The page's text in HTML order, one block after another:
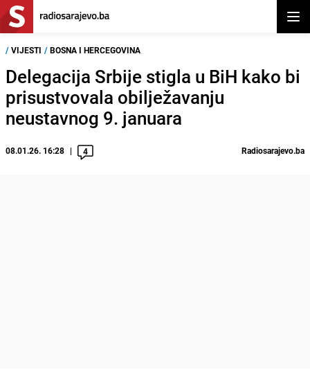
/ VIJESTI / BOSNA I HERCEGOVINA
Delegacija Srbije stigla u BiH kako bi
prisustvovala obilježavanju
neustavnog 9. januara
08.01.26. 16:28 4 Radiosarajevo.ba